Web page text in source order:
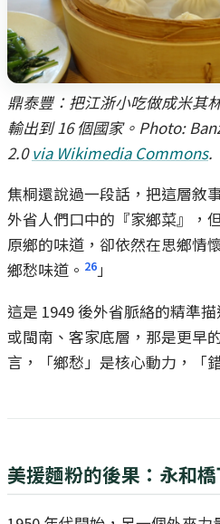
鼎泰豐：把江浙小吃做成米其
輸出到 16 個國家。Photo:
2.0via Wikimedia Commons.
焦桐還說過一段話，把這層敘
外省人們口中的『家鄉菜』，
原鄉的味道，卻依然在思鄉情
鄉愁味道。 26」
這是 1949 後外省脈絡的精準
或閩南、客家底層，那是更早
言，「鄉愁」是核心動力，「
美援麵粉的後果：永和